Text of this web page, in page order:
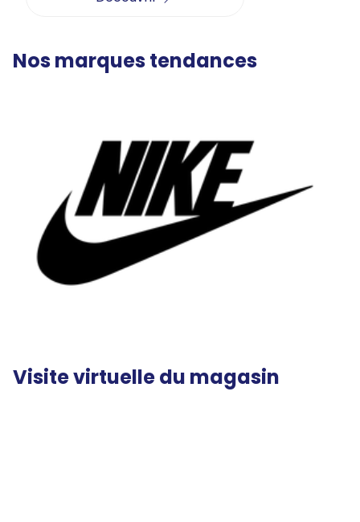
Nos marques tendances
Visite virtuelle du magasin